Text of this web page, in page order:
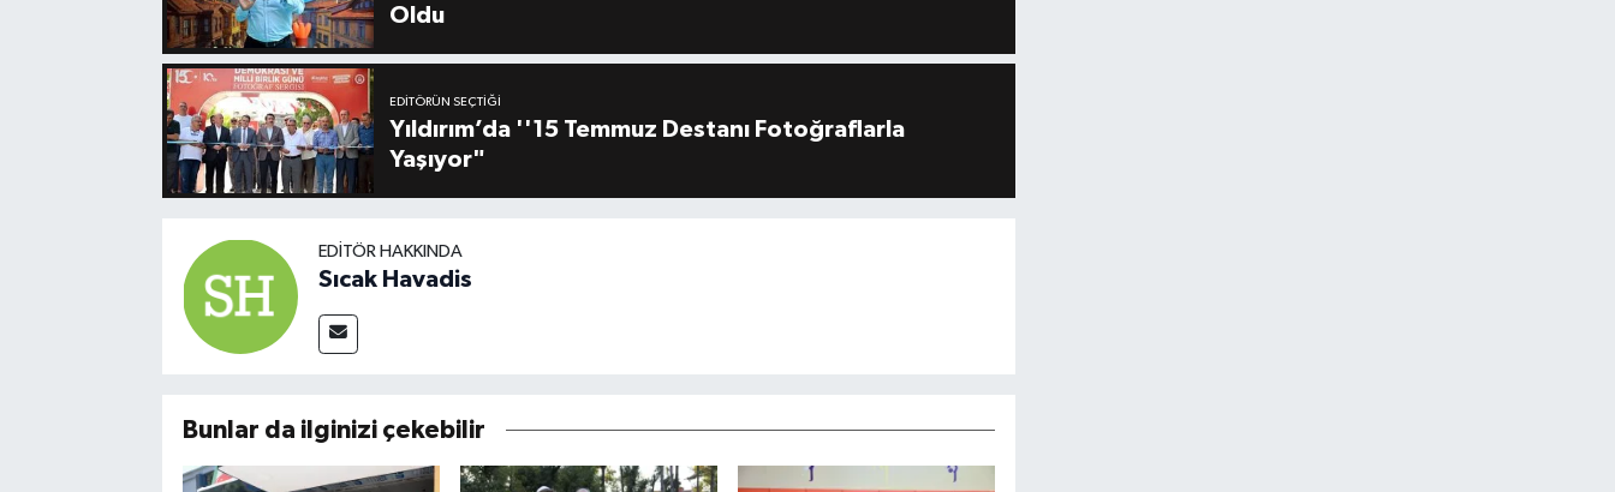
Oldu
EDITÖRÜN SEÇTIĞI
Yıldırım’da ''15 Temmuz Destanı Fotoğraflarla
Yaşıyor"
EDITÖR HAKKINDA
Sıcak Havadis
Bunlar da ilginizi çekebilir